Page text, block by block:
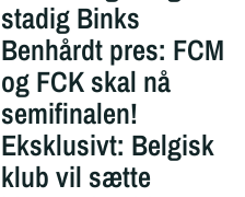
stadig Binks
Benhårdt pres: FCM
og FCK skal nå
semifinalen!
Eksklusivt: Belgisk
klub vil sætte